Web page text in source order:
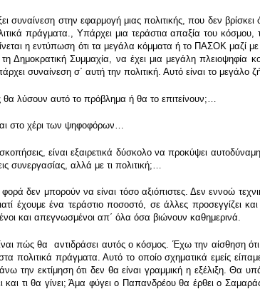
συναίνεση στην εφαρμογή μιας πολιτικής, που δεν
πράγματα., Υπάρχει μια τεράστια απαξία του κόσμου,
η εντύπωση ότι τα μεγάλα κόμματα ή το ΠΑΣΟΚ μαζί
Δημοκρατική Συμμαχία, να έχει μια μεγάλη πλειοψηφία
συναίνεση σ΄ αυτή την πολιτική. Αυτό είναι το μεγάλο
λύσουν αυτό το πρόβλημα ή θα το επιτείνουν;…
στο χέρι των ψηφοφόρων…
είναι εξαιρετικά δύσκολο να προκύψει
συνεργασίας, αλλά με τι πολιτική;…
δεν μπορούν να είναι τόσο αξιόπιστες. Δεν εννοώ
έχουμε ένα τεράστιο ποσοστό, σε άλλες
και απεγνωσμένοι απ΄ όλα όσα βιώνουν καθημερινά.
πώς θα αντιδράσει αυτός ο κόσμος. Έχω την αίσθηση
πολιτικά πράγματα. Αυτό το οποίο σχηματικά εμείς
την εκτίμηση ότι δεν θα είναι γραμμική η εξέλιξη. Θα
τι θα γίνει; Άμα φύγει ο Παπανδρέου θα έρθει ο